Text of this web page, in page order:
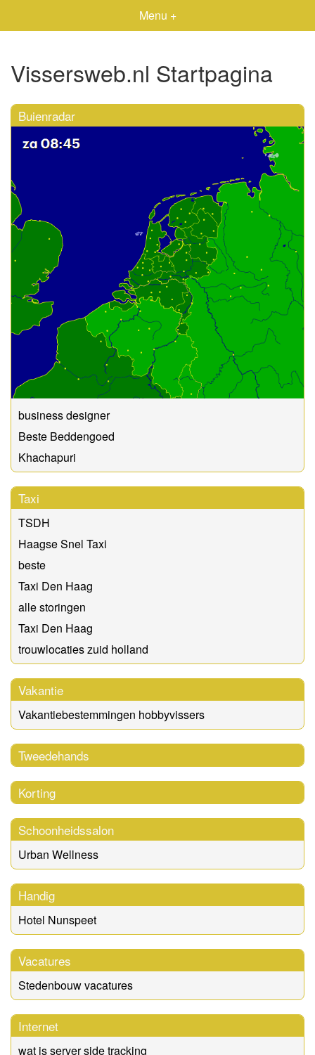
Menu +
Vissersweb.nl Startpagina
Buienradar
business designer
Beste Beddengoed
Khachapuri
Taxi
TSDH
Haagse Snel Taxi
beste
Taxi Den Haag
alle storingen
Taxi Den Haag
trouwlocaties zuid holland
Vakantie
Vakantiebestemmingen hobbyvissers
Tweedehands
Korting
Schoonheidssalon
Urban Wellness
Handig
Hotel Nunspeet
Vacatures
Stedenbouw vacatures
Internet
wat is server side tracking